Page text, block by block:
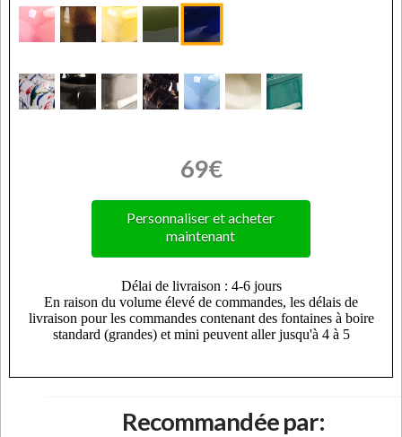
69€
Personnaliser et acheter
maintenant
Recommandée par: